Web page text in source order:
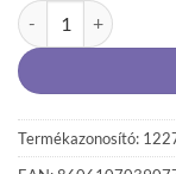
FRESH Deluxe
Termékazonosító: